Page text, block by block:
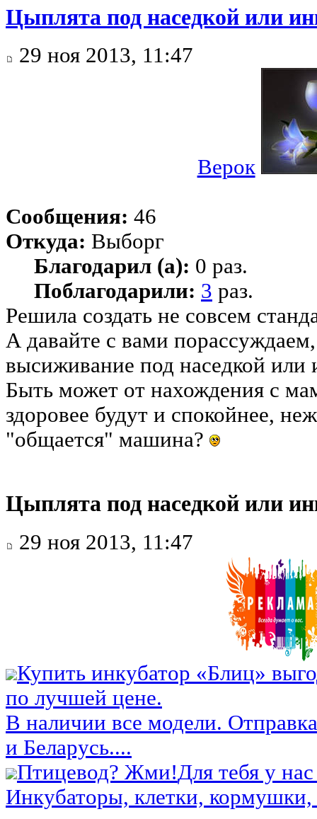
Цыплята под наседкой или
29 ноя 2013, 11:47
Верок
Сообщения: 46
Откуда: Выборг
Благодарил (а): 0 раз.
Поблагодарили: 3 раз.
Решила создать не совсем
А давайте с вами
высиживание под наседкой или
Быть может от нахождения с
здоровее будут и спокойнее,
"общается" машина?
Цыплята под наседкой или
29 ноя 2013, 11:47
Купить инкубатор «Блиц»
по лучшей цене.
В наличии все модели.
и Беларусь....
Птицевод? Жми!Для тебя у
Инкубаторы, клетки,